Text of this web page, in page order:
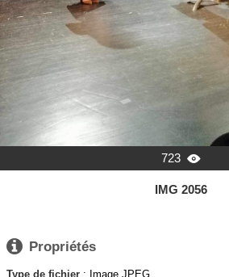
723 
IMG 2056
 Propriétés
Type de fichier : Image JPEG